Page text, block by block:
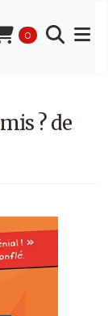
0
? de